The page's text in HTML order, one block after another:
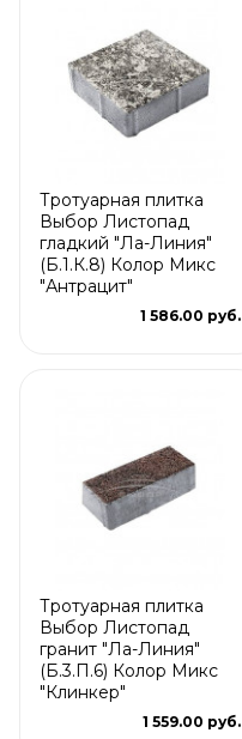
Тротуарная плитка
Выбор Листопад
гладкий "Ла-Линия"
(Б.1.К.8) Колор Микс
"Антрацит"
1 586.00 руб.
Тротуарная плитка
Выбор Листопад
гранит "Ла-Линия"
(Б.3.П.6) Колор Микс
"Клинкер"
1 559.00 руб.